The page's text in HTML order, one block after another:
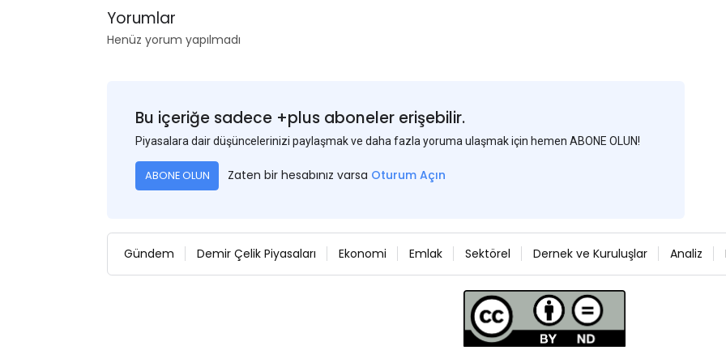
Yorumlar
Henüz yorum yapılmadı
Bu içeriğe sadece +plus aboneler erişebilir.
Piyasalara dair düşüncelerinizi paylaşmak ve daha fazla yoruma ulaşmak için hemen ABONE OLUN!
ABONE OLUN Zaten bir hesabınız varsa Oturum Açın
Gündem Demir Çelik Piyasaları Ekonomi Emlak Sektörel Dernek ve Kuruluşlar Analiz